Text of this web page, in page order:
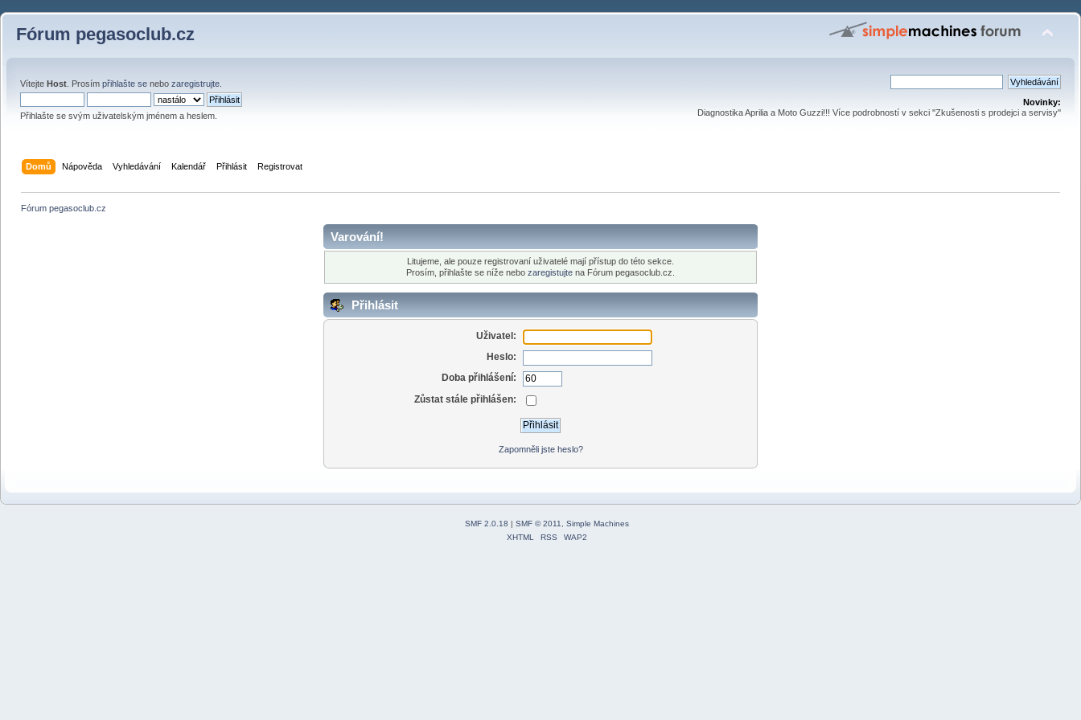
Fórum pegasoclub.cz
Vítejte Host . Prosím přihlašte se nebo zaregistrujte
Přihlašte se svým uživatelským jménem a heslem.
Novinky:
Diagnostika Aprilia a Moto Guzzi!!! Více podrobností v sekci ''Zkušenosti s prodejci a servisy''
Domů Nápověda Vyhledávání Kalendář Přihlásit Registrovat
Fórum pegasoclub.cz
Varování!
Litujeme, ale pouze registrovaní uživatelé mají přístup do této sekce.
Prosím, přihlašte se níže nebo zaregistujte na Fórum pegasoclub.cz.
Přihlásit
Uživatel:
Heslo:
Doba přihlášení:
Zůstat stále přihlášen:
Zapomněli jste heslo?
SMF 2.0.18 | SMF © 2011
Simple Machines
XHTML
RSS WAP2